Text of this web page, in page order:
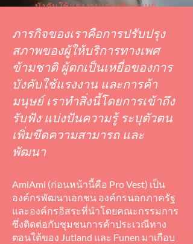
บังคับใช้แรงงาน/การค้ามนุษย์
ภารกิจของเราคือการปรับปรุง
สภาพของผู้ให้บริการทางเพศ
ข้ามชาติ ผู้ตกเป็นเหยื่อของการ
บังคับใช้แรงงาน และการค้า
มนุษย์ เราทำสิ่งนี้โดยการเข้าถึง
รับฟัง แบ่งปันความรู้ ระบุตัวตน
เพิ่มขีดความสามารถ และ
พัฒนา
AmiAmi (ก่อนหน้านี้คือ Pro Vest) เป็น
องค์กรพัฒนาเอกชน องค์กรนอกภาครัฐ
และองค์กรอิสระที่นำโดยคณะกรรมการ
ซึ่งติดต่อกับชุมชนการค้าประเวณีทาง
ตอนใต้ของ Jutland และ Funen มาเกือบ